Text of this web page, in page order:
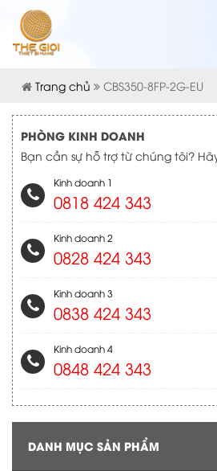
Trang chủ CBS350-8FP-2G-EU
PHÒNG KINH DOANH
Bạn cần sự hỗ trợ từ chúng tôi?
Kinh doanh 1
0818 424 343
Kinh doanh 2
0828 424 343
Kinh doanh 3
0838 424 343
Kinh doanh 4
0848 424 343
DANH MỤC SẢN PHẨM